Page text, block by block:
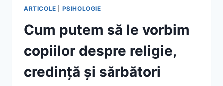
ARTICOLE PSIHOLOGIE
Cum putem să le vorbim
copiilor despre religie,
credință și sărbători